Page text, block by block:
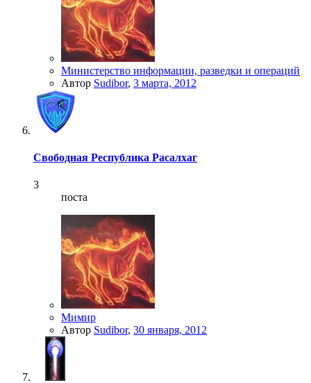
Министерство информации, разведки и операций
Автор Sudibor, 3 марта, 2012
Свободная Республика Расалхаг
3
поста
Мимир
Автор Sudibor, 30 января, 2012